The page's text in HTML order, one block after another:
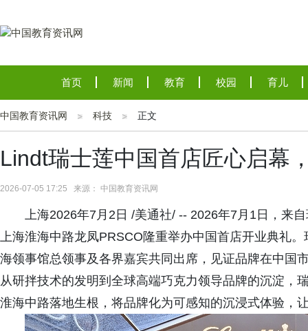
首页 新闻 教育 校园 育儿
中国教育资讯网 科技 正文
Lindt瑞士莲中国首店匠心启幕
2026-07-05 17:25 来源： 中国教育资讯网
上海2026年7月2日 /美通社/ -- 2026年7月1日，来
上海淮海中路龙凤PRSCO隆重举办中国首店开业典礼
海领事馆总领事及各界嘉宾共同出席，见证品牌在中国
从研拌技术的发明到全球高端巧克力领导品牌的沉淀，
淮海中路落地生根，将品牌化为可感知的沉浸式体验，